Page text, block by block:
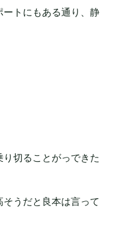
トにもある通り、静
切ることがっできた
うだと良本は言って